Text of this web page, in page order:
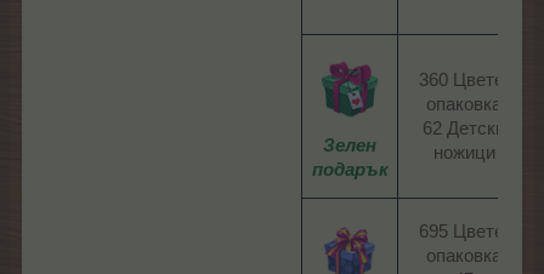
Зелен
подарък
360 Цвете-
опаковка
62 Детски
ножици​
695 Цвете-
опаковка